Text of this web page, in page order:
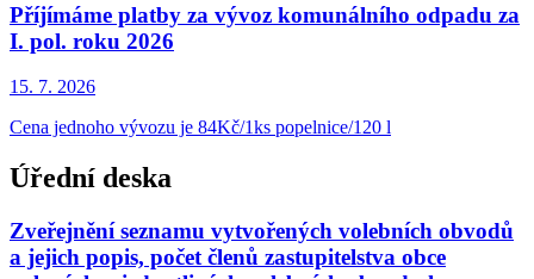
Příjímáme platby za vývoz komunálního odpadu za
I. pol. roku 2026
15. 7. 2026
Cena jednoho vývozu je 84Kč/1ks popelnice/120 l
Úřední deska
Zveřejnění seznamu vytvořených volebních obvodů
a jejich popis, počet členů zastupitelstva obce